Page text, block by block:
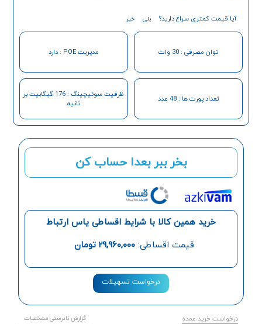
بخر ببر بعدا حساب کن
خرید همین کالا با شرایط اقساطی یاس ارتباط
قیمت اقساطی:29,960,000 تومان
درخواست تسهیلات
درخواست خرید عمده گزارش نادرستی مشخصات
آیا قیمت کمتری سراغ دارید؟ بلی خیر
توان مصرفی : 30 وات مدیریت POE : دارد
تعداد پورت ها : 48 عدد
ظرفیت سوئیچینگ : 176 گیگابیت بر
ثانیه